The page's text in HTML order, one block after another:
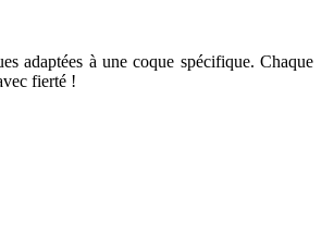
adaptées à une coque spécifique. Chaque
fierté !